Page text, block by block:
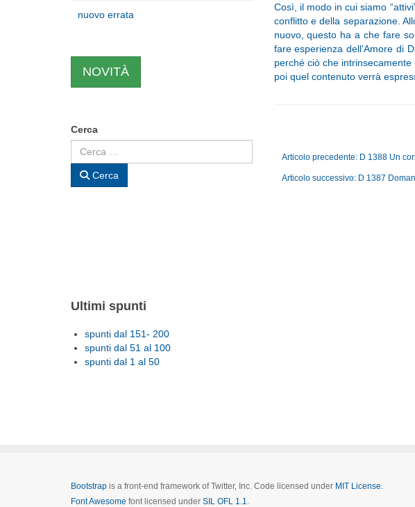
Così, il modo in cui siamo
conflitto e della separazione.
nuovo, questo ha a che fare
fare esperienza dell’Amore di
perché ciò che
poi quel contenuto verrà
Articolo precedente: D 1388 Un
Articolo successivo: D 1387
nuovo errata
NOVITÀ
Cerca
Cerca
Ultimi spunti
spunti dal 151- 200
spunti dal 51 al 100
spunti dal 1 al 50
Bootstrap is a front-end framework of Twitter, Inc. Code licensed under MIT License.
Font Awesome font licensed under SIL OFL 1.1.